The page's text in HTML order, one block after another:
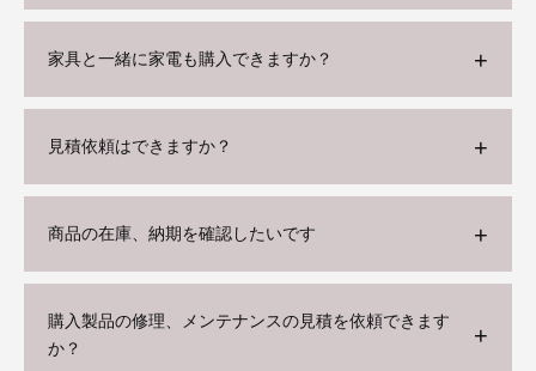
家具と一緒に家電も購入できますか？
見積依頼はできますか？
商品の在庫、納期を確認したいです
購入製品の修理、メンテナンスの見積を依頼できます
か？